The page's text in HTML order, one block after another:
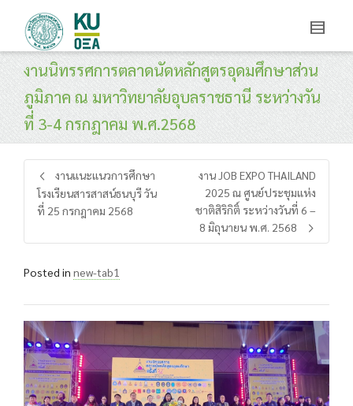
งานนิทรรศการตลาดนัดหลักสูตรอุดมศึกษาส่วน
ภูมิภาค ณ มหาวิทยาลัยอุบลราชธานี ระหว่างวัน
ที่ 3-4 กรกฎาคม พ.ศ.2568
งานแนะแนวการศึกษา
โรงเรียนสารสาสน์ธนบุรี วัน
ที่ 25 กรกฎาคม 2568
งาน JOB EXPO THAILAND
2025 ณ ศูนย์ประชุมแห่ง
ชาติสิริกิติ์ ระหว่างวันที่ 6 –
8 มิถุนายน พ.ศ. 2568
Posted in new-tab1